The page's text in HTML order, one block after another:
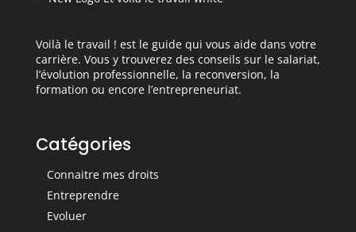
Voilà le travail ! est le guide qui vous aide dans votre
carrière. Vous y trouverez des conseils sur le salariat,
l’évolution professionnelle, la reconversion, la
formation ou encore l’entrepreneuriat.
Catégories
Connaitre mes droits
Entreprendre
Evoluer